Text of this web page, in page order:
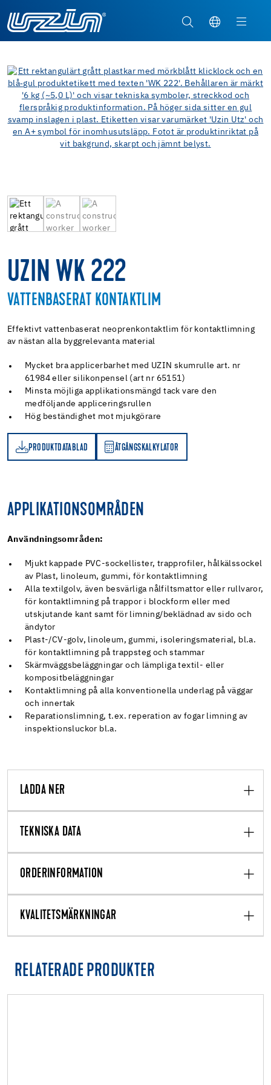
UZIN WK 222
VATTENBASERAT KONTAKTLIM
Effektivt vattenbaserat neoprenkontaktlim för kontaktlimning
av nästan alla byggrelevanta material
Mycket bra applicerbarhet med UZIN skumrulle art. nr
61984 eller silikonpensel (art nr 65151)
Minsta möjliga applikationsmängd tack vare den
medföljande appliceringsrullen
Hög beständighet mot mjukgörare
PRODUKTDATABLAD ÅTGÅNGSKALKYLATOR
ÅTGÅNGSKALKYLATOR
APPLIKATIONSOMRÅDEN
Användningsområden:
Mjukt kappade PVC-sockellister, trapprofiler, hålkälssockel
av Plast, linoleum, gummi, för kontaktlimning
Alla textilgolv, även besvärliga nålfiltsmattor eller rullvaror,
för kontaktlimning på trappor i blockform eller med
utskjutande kant samt för limning/beklädnad av sido och
ändytor
Plast-/CV-golv, linoleum, gummi, isoleringsmaterial, bl.a.
för kontaktlimning på trappsteg och stammar
Skärmväggsbeläggningar och lämpliga textil- eller
kompositbeläggningar
Kontaktlimning på alla konventionella underlag på väggar
och innertak
Reparationslimning, t.ex. reperation av fogar limning av
inspektionsluckor bl.a.
LADDA NER
TEKNISKA DATA
ORDERINFORMATION
KVALITETSMÄRKNINGAR
RELATERADE PRODUKTER